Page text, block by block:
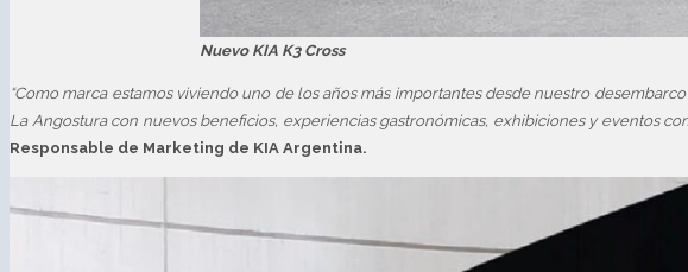
Nuevo KIA K3 Cross
“Como marca estamos viviendo uno de los años más importantes desde nuestro
La Angostura con nuevos beneficios, experiencias gastronómicas, exhibiciones y eventos
Responsable de Marketing de KIA Argentina.